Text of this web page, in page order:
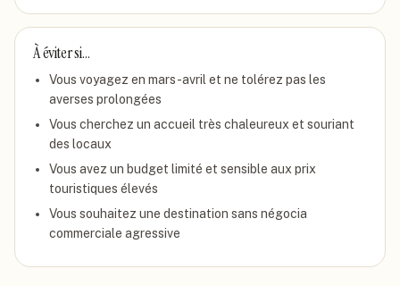
À éviter si…
Vous voyagez en mars-avril et ne tolérez pas les
averses prolongées
Vous cherchez un accueil très chaleureux et souriant
des locaux
Vous avez un budget limité et sensible aux prix
touristiques élevés
Vous souhaitez une destination sans négocia
commerciale agressive